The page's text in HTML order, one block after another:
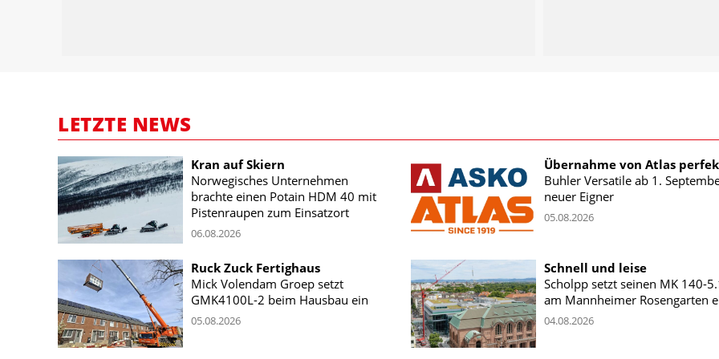
LETZTE NEWS
Kran auf Skiern
Norwegisches Unternehmen
brachte einen Potain HDM 40 mit
Pistenraupen zum Einsatzort
06.08.2026
Übernahme von Atlas
Buhler Versatile ab 1.
neuer Eigner
05.08.2026
Ruck Zuck Fertighaus
Mick Volendam Groep setzt
GMK4100L-2 beim Hausbau ein
05.08.2026
Schnell und leise
Scholpp setzt seinen MK 140-
am Mannheimer Rosengarten
04.08.2026